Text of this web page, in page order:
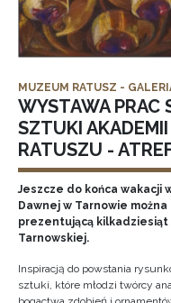
MUZEUM RATUSZ -
WYSTAWA PRAC
SZTUKI
RATUSZU -
Jeszcze do końca wakacji
Dawnej w Tarnowie można
prezentującą
Tarnowskiej.
Inspiracją do powstania
sztuki, które młodzi twórcy